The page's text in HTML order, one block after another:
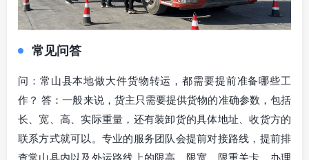
常见问答
问：常山县本地做大件货物转运，都需要提前准备哪些工
作？ 答：一般来说，货主只需要提供货物的准确参数，包括
长、宽、高、实际重量，还有装卸货的具体地址、收货方的
联系方式就可以。专业的服务团队会提前对接路线，提前排